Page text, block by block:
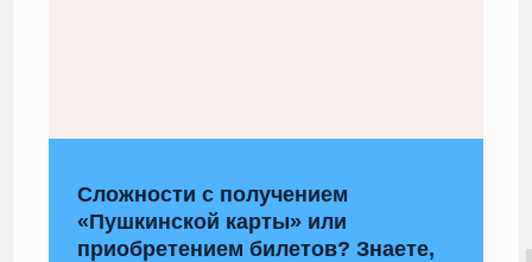
Сложности с получением
«Пушкинской карты» или
приобретением билетов? Знаете,